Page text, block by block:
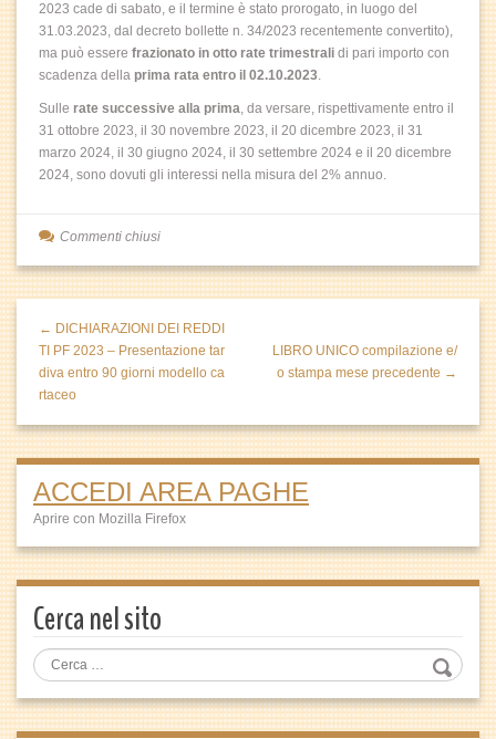
2023 cade di sabato, e il termine è stato prorogato, in luogo del
31.03.2023, dal decreto bollette n. 34/2023 recentemente convertito),
ma può essere frazionato in otto rate trimestrali di pari importo con
scadenza della prima rata entro il 02.10.2023.
Sulle rate successive alla prima, da versare, rispettivamente entro il
31 ottobre 2023, il 30 novembre 2023, il 20 dicembre 2023, il 31
marzo 2024, il 30 giugno 2024, il 30 settembre 2024 e il 20 dicembre
2024, sono dovuti gli interessi nella misura del 2% annuo.
Commenti chiusi
← DICHIARAZIONI DEI REDDI
TI PF 2023 – Presentazione tar
diva entro 90 giorni modello ca
rtaceo
LIBRO UNICO compilazione e/
o stampa mese precedente →
ACCEDI AREA PAGHE
Aprire con Mozilla Firefox
Cerca nel sito